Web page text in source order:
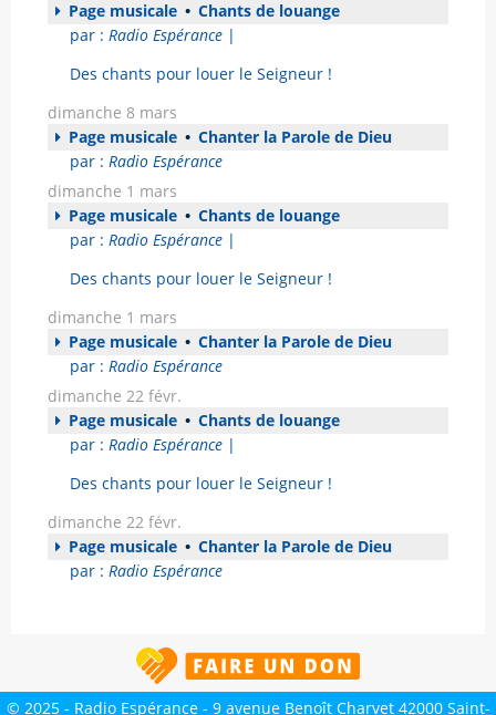
Page musicale • Chants de louange
par : Radio Espérance |
Des chants pour louer le Seigneur !
dimanche 8 mars
Page musicale • Chanter la Parole de Dieu
par : Radio Espérance
dimanche 1 mars
Page musicale • Chants de louange
par : Radio Espérance |
Des chants pour louer le Seigneur !
dimanche 1 mars
Page musicale • Chanter la Parole de Dieu
par : Radio Espérance
dimanche 22 févr.
Page musicale • Chants de louange
par : Radio Espérance |
Des chants pour louer le Seigneur !
dimanche 22 févr.
Page musicale • Chanter la Parole de Dieu
par : Radio Espérance
© 2025 - Radio Espérance - 9 avenue Benoît Charvet 42000 Saint-